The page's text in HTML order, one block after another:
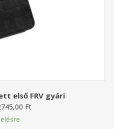
első FRV gyári
Ft